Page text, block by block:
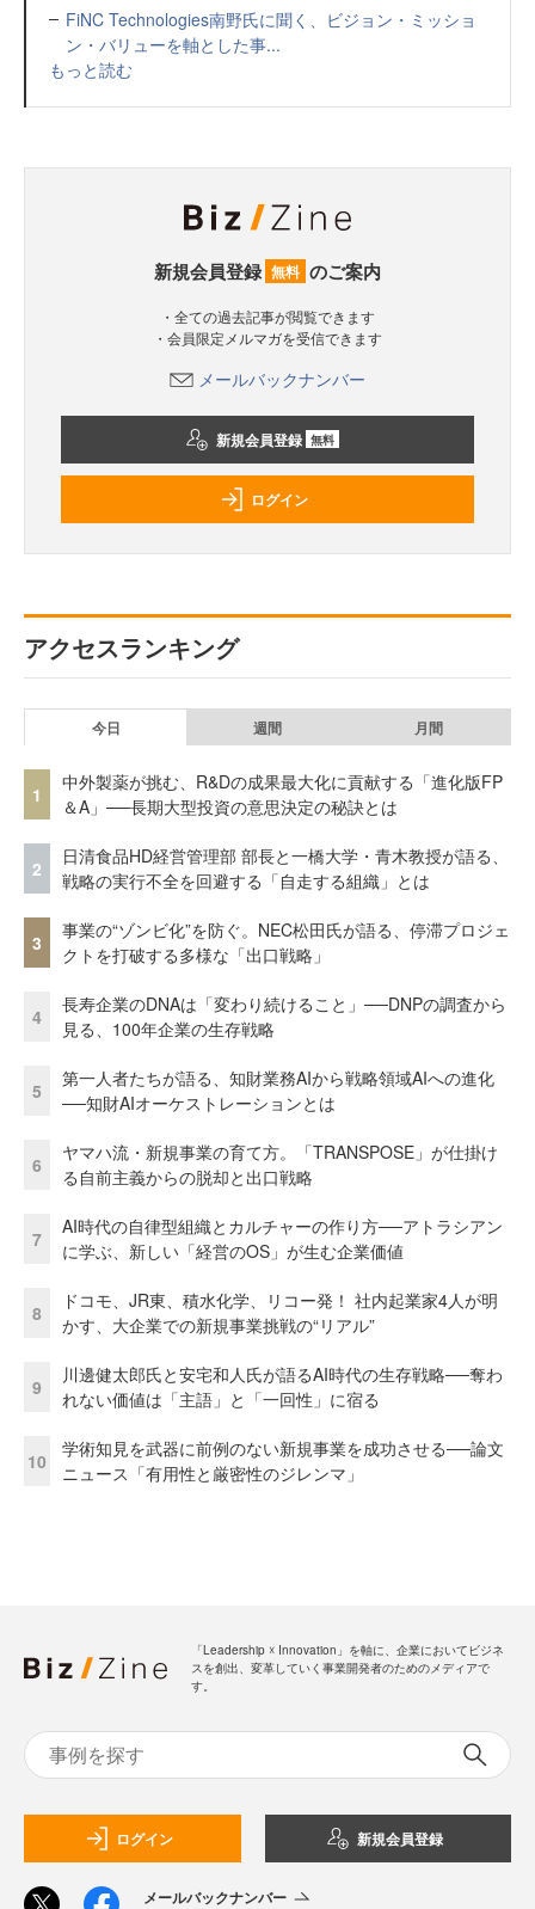
FiNC Technologies南野氏に聞く、ビジョン・ミッショ
ン・バリューを軸とした事...
もっと読む
新規会員登録 無料 のご案内
・全ての過去記事が閲覧できます
・会員限定メルマガを受信できます
メールバックナンバー
新規会員登録 無料
ログイン
アクセスランキング
今日 週間 月間
1
中外製薬が挑む、R&Dの成果最大化に貢献する「進化版FP
＆A」──長期大型投資の意思決定の秘訣とは
2
日清食品HD経営管理部 部長と一橋大学・青木教授が語る、
戦略の実行不全を回避する「自走する組織」とは
3
事業の“ゾンビ化”を防ぐ。NEC松田氏が語る、停滞プロジェ
クトを打破する多様な「出口戦略」
4
長寿企業のDNAは「変わり続けること」──DNPの調査から
見る、100年企業の生存戦略
5
第一人者たちが語る、知財業務AIから戦略領域AIへの進化
──知財AIオーケストレーションとは
6
ヤマハ流・新規事業の育て方。「TRANSPOSE」が仕掛け
る自前主義からの脱却と出口戦略
7
AI時代の自律型組織とカルチャーの作り方──アトラシアン
に学ぶ、新しい「経営のOS」が生む企業価値
8
ドコモ、JR東、積水化学、リコー発！ 社内起業家4人が明
かす、大企業での新規事業挑戦の“リアル”
9
川邊健太郎氏と安宅和人氏が語るAI時代の生存戦略──奪わ
れない価値は「主語」と「一回性」に宿る
10
学術知見を武器に前例のない新規事業を成功させる──論文
ニュース「有用性と厳密性のジレンマ」
「Leadership ☓ Innovation」を軸に、企業においてビジネ
スを創出、変革していく事業開発者のためのメディアで
す。
ログイン 新規会員登録
メールバックナンバー